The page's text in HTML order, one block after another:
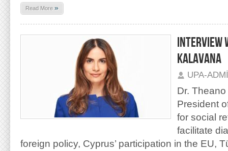
Read More »
INTERVIEW
KALAVANA
UPA-
Dr.
President
for social
facilitate
foreign policy, Cyprus’ participation in the EU,